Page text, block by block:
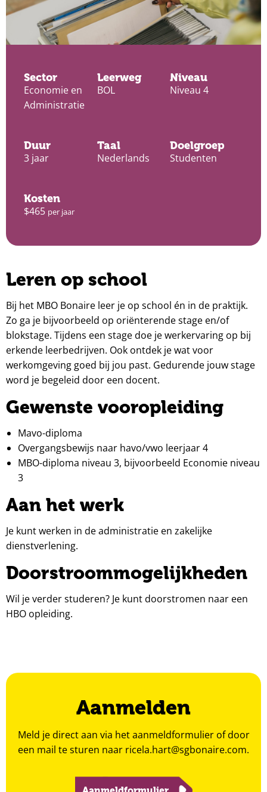
Sector
Economie en
Administratie
Leerweg
BOL
Niveau
Niveau 4
Duur
3 jaar
Taal
Nederlands
Doelgroep
Studenten
Kosten
$465 per jaar
Leren op school
Bij het MBO Bonaire leer je op school én in de praktijk.
Zo ga je bijvoorbeeld op oriënterende stage en/of
blokstage. Tijdens een stage doe je werkervaring op bij
erkende leerbedrijven. Ook ontdek je wat voor
werkomgeving goed bij jou past. Gedurende jouw stage
word je begeleid door een docent.
Gewenste vooropleiding
Mavo-diploma
Overgangsbewijs naar havo/vwo leerjaar 4
MBO-diploma niveau 3, bijvoorbeeld Economie niveau
3
Aan het werk
Je kunt werken in de administratie en zakelijke
dienstverlening.
Doorstroommogelijkheden
Wil je verder studeren? Je kunt doorstromen naar een
HBO opleiding.
Aanmelden
Meld je direct aan via het aanmeldformulier of door
een mail te sturen naar ricela.hart@sgbonaire.com.